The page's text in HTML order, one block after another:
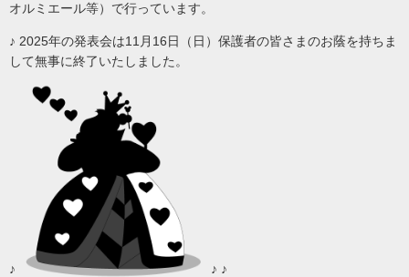
オルミエール等）で行っています。
♪ 2025年の発表会は11月16日（日）保護者の皆さまのお蔭を持ちま
して無事に終了いたしました。
♪ ♪ ♪